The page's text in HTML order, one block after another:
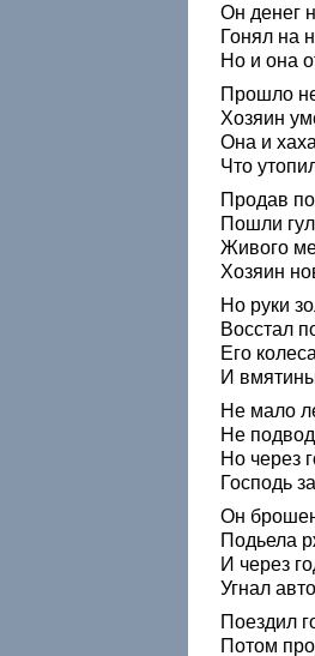
Он денег
Гонял на
Но и она
Прошло
Хозяин
Она и
Что
Продав
Пошли
Живого
Хозяин
Но руки
Восстал
Его
И
Не мало
Не
Но через
Господь
Он
Подьела
И через
Угнал
Поездил
Потом